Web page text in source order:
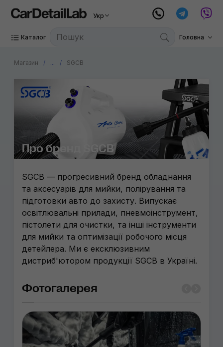
Укр
Каталог Головна
Магазин ... SGCB
Про бренд SGCB
SGCB — прогресивний бренд обладнання
та аксесуарів для мийки, полірування та
підготовки авто до захисту. Випускає
освітлювальні прилади, пневмоінструмент,
пістолети для очистки, та інші інструменти
для мийки та оптимізації робочого місця
детейлера. Ми є ексклюзивним
дистриб'ютором продукції SGCB в Україні.
Фотогалерея